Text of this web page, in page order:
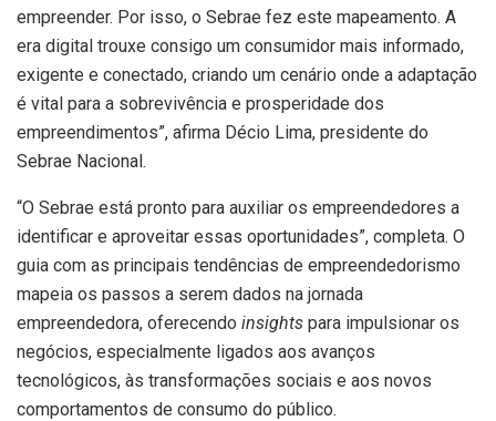
empreender. Por isso, o Sebrae fez este mapeamento. A
era digital trouxe consigo um consumidor mais informado,
exigente e conectado, criando um cenário onde a adaptação
é vital para a sobrevivência e prosperidade dos
empreendimentos”, afirma Décio Lima, presidente do
Sebrae Nacional.
“O Sebrae está pronto para auxiliar os empreendedores a
identificar e aproveitar essas oportunidades”, completa. O
guia com as principais tendências de empreendedorismo
mapeia os passos a serem dados na jornada
empreendedora, oferecendo insights para impulsionar os
negócios, especialmente ligados aos avanços
tecnológicos, às transformações sociais e aos novos
comportamentos de consumo do público.